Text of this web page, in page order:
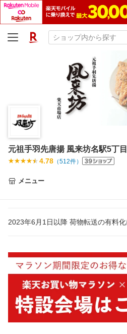
元祖手羽先唐揚 風来坊名駅5丁
4.78 （512件）
メニュー
2023年6月1日以降 荷物転送の有料